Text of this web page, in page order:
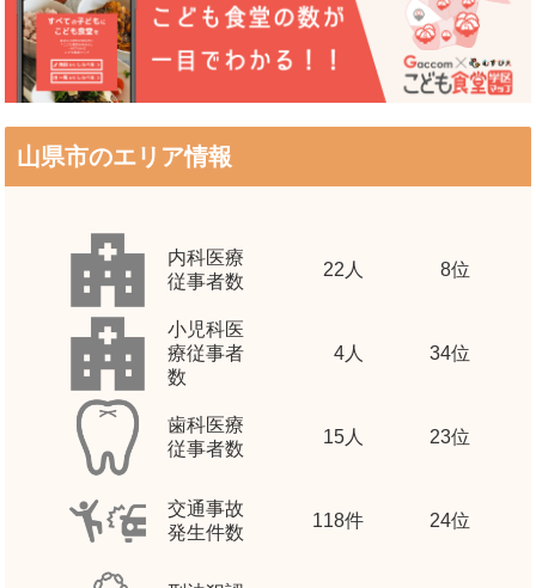
山県市のエリア情報
内科医療
従事者数
22 人 8位
小児科医
療従事者
数
4人 34位
歯科医療
従事者数
15人 23位
交通事故
発生件数
118件 24位